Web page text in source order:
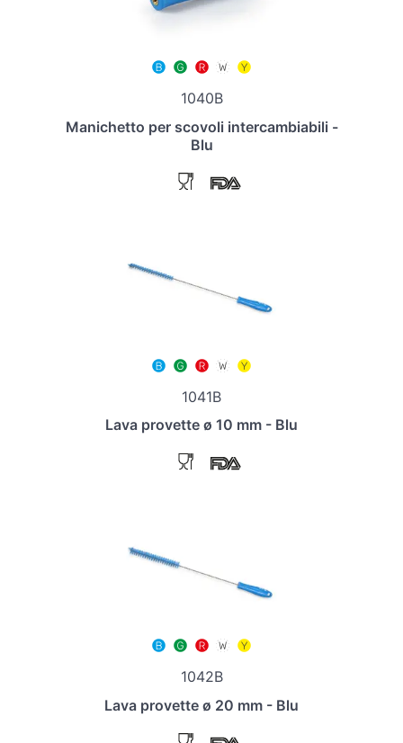
1040B
Manichetto per scovoli intercambiabili -
Blu
1041B
Lava provette ø 10 mm - Blu
1042B
Lava provette ø 20 mm - Blu